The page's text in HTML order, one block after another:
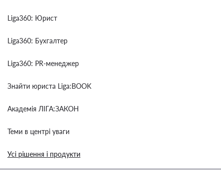
Liga360: Юрист
Liga360: Бухгалтер
Liga360: PR-менеджер
Знайти юриста Liga:BOOK
Академія ЛІГА:ЗАКОН
Теми в центрі уваги
Усі рішення і продукти